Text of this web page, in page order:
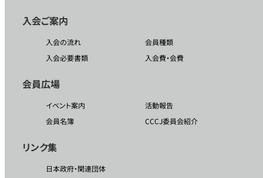
入会ご案内
入会の流れ
会員種類
入会必要書類
入会費・会費
会員広場
イベント案内
活動報告
会員名簿
CCCJ委員会紹介
リンク集
日本政府・関連団体